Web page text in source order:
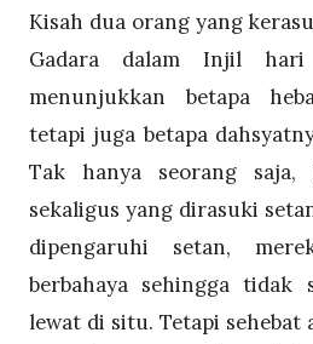
Kisah dua orang yang
Gadara dalam Injil
menunjukkan betapa
tetapi juga betapa
Tak hanya seorang saja,
sekaligus yang dirasuki
dipengaruhi setan,
berbahaya sehingga tidak
lewat di situ. Tetapi sehebat